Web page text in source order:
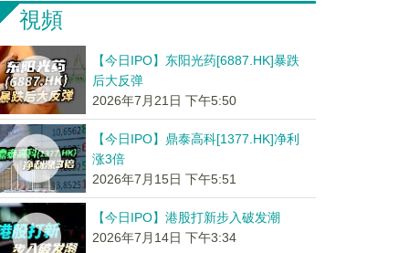
視頻
【今日IPO】东阳光药[6887.HK]暴跌
后大反弹
2026年7月21日 下午5:50
【今日IPO】鼎泰高科[1377.HK]净利
涨3倍
2026年7月15日 下午5:51
【今日IPO】港股打新步入破发潮
2026年7月14日 下午3:34